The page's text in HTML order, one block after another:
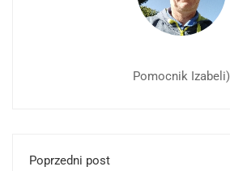
Pomocnik Izabeli)
Poprzedni post